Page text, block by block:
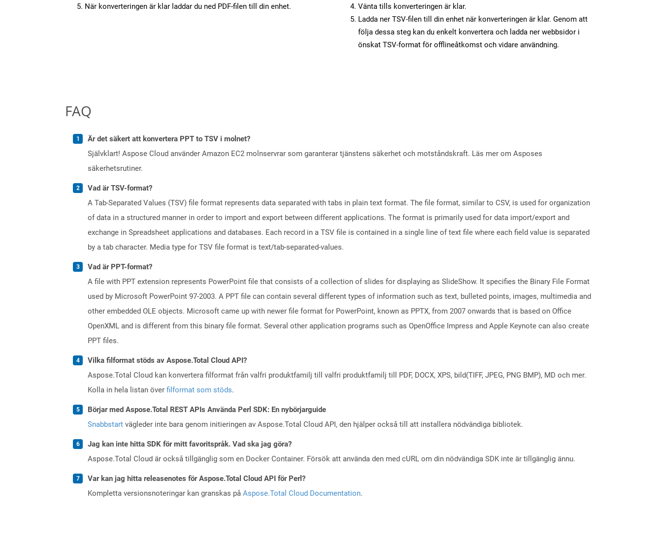
När konverteringen är klar laddar du ned PDF-filen till din enhet.
Vänta tills konverteringen är klar.
Ladda ner TSV-filen till din enhet när konverteringen är klar. Genom att
följa dessa steg kan du enkelt konvertera och ladda ner webbsidor i
önskat TSV-format för offlineåtkomst och vidare användning.
FAQ
Är det säkert att konvertera PPT to TSV i molnet?
Självklart! Aspose Cloud använder Amazon EC2 molnservrar som garanterar tjänstens säkerhet och motståndskraft. Läs mer om Asposes
säkerhetsrutiner.
Vad är TSV-format?
A Tab-Separated Values (TSV) file format represents data separated with tabs in plain text format. The file format, similar to CSV, is used for organization
of data in a structured manner in order to import and export between different applications. The format is primarily used for data import/export and
exchange in Spreadsheet applications and databases. Each record in a TSV file is contained in a single line of text file where each field value is separated
by a tab character. Media type for TSV file format is text/tab-separated-values.
Vad är PPT-format?
A file with PPT extension represents PowerPoint file that consists of a collection of slides for displaying as SlideShow. It specifies the Binary File Format
used by Microsoft PowerPoint 97-2003. A PPT file can contain several different types of information such as text, bulleted points, images, multimedia and
other embedded OLE objects. Microsoft came up with newer file format for PowerPoint, known as PPTX, from 2007 onwards that is based on Office
OpenXML and is different from this binary file format. Several other application programs such as OpenOffice Impress and Apple Keynote can also create
PPT files.
Vilka filformat stöds av Aspose.Total Cloud API?
Aspose.Total Cloud kan konvertera filformat från valfri produktfamilj till valfri produktfamilj till PDF, DOCX, XPS, bild(TIFF, JPEG, PNG BMP), MD och mer.
Kolla in hela listan över filformat som stöds.
Börjar med Aspose.Total REST APIs Använda Perl SDK: En nybörjarguide
Snabbstart vägleder inte bara genom initieringen av Aspose.Total Cloud API, den hjälper också till att installera nödvändiga bibliotek.
Jag kan inte hitta SDK för mitt favoritspråk. Vad ska jag göra?
Aspose.Total Cloud är också tillgänglig som en Docker Container. Försök att använda den med cURL om din nödvändiga SDK inte är tillgänglig ännu.
Var kan jag hitta releasenotes för Aspose.Total Cloud API för Perl?
Kompletta versionsnoteringar kan granskas på Aspose.Total Cloud Documentation.